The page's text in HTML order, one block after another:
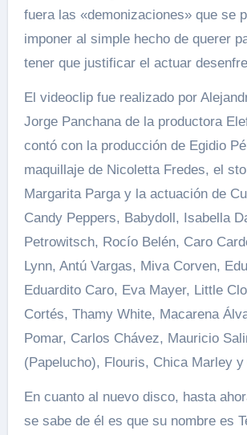
fuera las «demonizaciones» que se
imponer al simple hecho de querer
tener que justificar el actuar
El videoclip fue realizado por
Jorge Panchana de la productora
contó con la producción de Egidio
maquillaje de Nicoletta Fredes, el
Margarita Parga y la actuación de
Candy Peppers, Babydoll, Isabella
Petrowitsch, Rocío Belén, Caro
Lynn, Antú Vargas, Miva Corven,
Eduardito Caro, Eva Mayer, Little
Cortés, Thamy White, Macarena
Pomar, Carlos Chávez, Mauricio
(Papelucho), Flouris, Chica Marley y
En cuanto al nuevo disco, hasta
se sabe de él es que su nombre es